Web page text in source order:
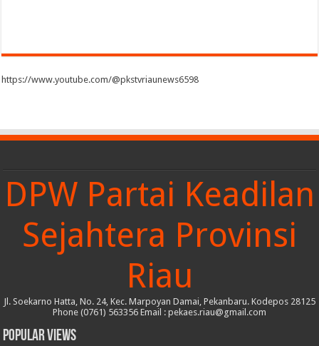
https://www.youtube.com/@pkstvriaunews6598
DPW Partai Keadilan
Sejahtera Provinsi
Riau
Jl. Soekarno Hatta, No. 24, Kec. Marpoyan Damai, Pekanbaru. Kodepos 28125
Phone (0761) 563356 Email : pekaes.riau@gmail.com
Popular Views